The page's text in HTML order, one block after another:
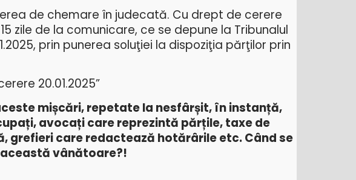
de chemare în judecată. Cu drept de cerere
zile de la comunicare, ce se depune la Tribunalul
prin punerea soluţiei la dispoziţia părţilor prin
20.01.2025”
mișcări, repetate la nesfârșit, în instanță,
avocați care reprezintă părțile, taxe de
grefieri care redactează hotărârile etc. Când se
vânătoare?!